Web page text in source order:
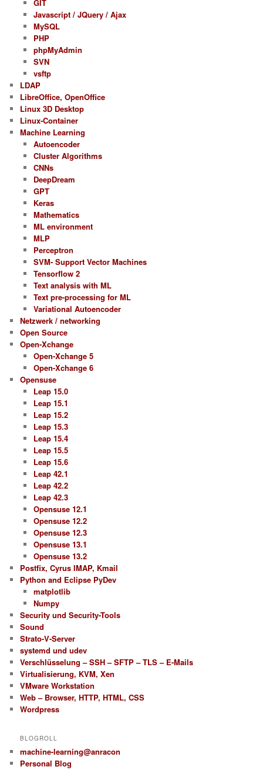
GIT
Javascript / JQuery / Ajax
MySQL
PHP
phpMyAdmin
SVN
vsftp
LDAP
LibreOffice, OpenOffice
Linux 3D Desktop
Linux-Container
Machine Learning
Autoencoder
Cluster Algorithms
CNNs
DeepDream
GPT
Keras
Mathematics
ML environment
MLP
Perceptron
SVM- Support Vector Machines
Tensorflow 2
Text analysis with ML
Text pre-processing for ML
Variational Autoencoder
Netzwerk / networking
Open Source
Open-Xchange
Open-Xchange 5
Open-Xchange 6
Opensuse
Leap 15.0
Leap 15.1
Leap 15.2
Leap 15.3
Leap 15.4
Leap 15.5
Leap 15.6
Leap 42.1
Leap 42.2
Leap 42.3
Opensuse 12.1
Opensuse 12.2
Opensuse 12.3
Opensuse 13.1
Opensuse 13.2
Postfix, Cyrus IMAP, Kmail
Python and Eclipse PyDev
matplotlib
Numpy
Security und Security-Tools
Sound
Strato-V-Server
systemd und udev
Verschlüsselung – SSH – SFTP – TLS – E-Mails
Virtualisierung, KVM, Xen
VMware Workstation
Web – Browser, HTTP, HTML, CSS
Wordpress
BLOGROLL
machine-learning@anracon
Personal Blog